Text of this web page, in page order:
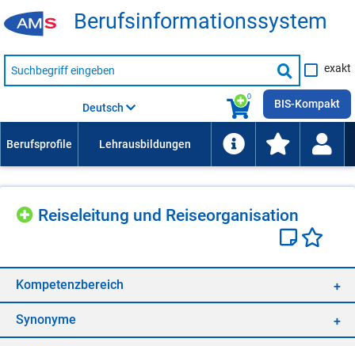
Be­rufs­in­for­ma­ti­ons­sys­tem
Suche
nach
Suche
starten
exakt
0
Deutsch BIS-Kompakt
Rei­se­lei­tung und Rei­se­or­ga­ni­sa­ti­on
Kom­pe­tenz­be­reich
Syn­ony­me